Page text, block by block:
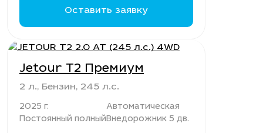
Оставить заявку
Jetour T2 Премиум
2 л., Бензин, 245 л.с.
2025 г.
Постоянный полный
Автоматическая
Внедорожник 5 дв.